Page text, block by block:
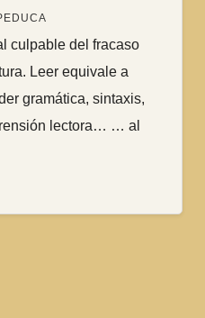
culpable del fracaso
Leer equivale a
gramática, sintaxis,
lectora… … al